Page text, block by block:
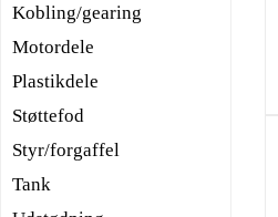
Kobling/gearing
Motordele
Plastikdele
Støttefod
Styr/forgaffel
Tank